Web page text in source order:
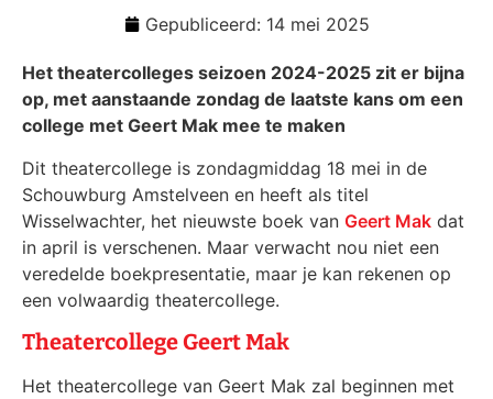
Gepubliceerd: 14 mei 2025
Het theatercolleges seizoen 2024-2025 zit er bijna
op, met aanstaande zondag de laatste kans om een
college met Geert Mak mee te maken
Dit theatercollege is zondagmiddag 18 mei in de
Schouwburg Amstelveen en heeft als titel
Wisselwachter, het nieuwste boek van Geert Mak dat
in april is verschenen. Maar verwacht nou niet een
veredelde boekpresentatie, maar je kan rekenen op
een volwaardig theatercollege.
Theatercollege Geert Mak
Het theatercollege van Geert Mak zal beginnen met